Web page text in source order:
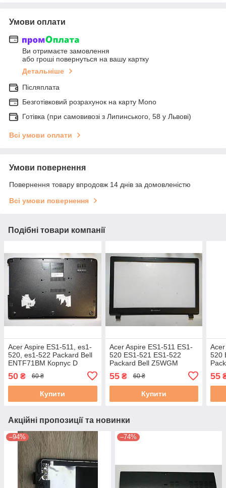
Умови оплати
Ви отримаєте замовлення
або гроші повернуться на вашу картку
Детальніше
Післяплата
Безготівковий розрахунок на карту Mono
Готівка (при самовивозі з Липинського, 58 у Львові)
Всі умови оплати
Умови повернення
Повернення товару впродовж 14 днів за домовленістю
Всі умови повернення
Подібні товари компанії
Acer Aspire ES1-511, es1-
520, es1-522 Packard Bell
ENTF71BM Корпус D
(нижня частина корпусу)
б/в AP16G000400
50 ₴ 60 ₴
Купити
Acer Aspire ES1-511 ES1-
520 ES1-521 ES1-522
Packard Bell Z5WGM
матриці) б/в #
55₴ 60 ₴
Купити
520
#
55
Акційні пропозиції та новинки
–94% –74%